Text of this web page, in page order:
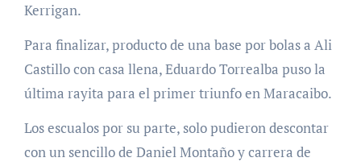
Kerrigan.
Para finalizar, producto de una base por bolas a Ali
Castillo con casa llena, Eduardo Torrealba puso la
última rayita para el primer triunfo en Maracaibo.
Los escualos por su parte, solo pudieron descontar
con un sencillo de Daniel Montaño y carrera de